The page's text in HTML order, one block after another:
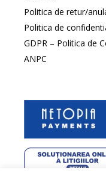
Politica de retur/
Politica de
GDPR – Politica de
ANPC